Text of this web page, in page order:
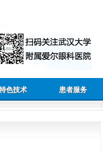
色技术 患者服务